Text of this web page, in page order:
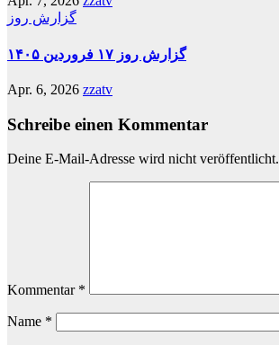
گزارش روز
گزارش روز ۱۷ فروردین ۱۴۰۵
Apr. 6, 2026 zzatv
Schreibe einen Kommentar
Deine E-Mail-Adresse wird nicht veröffentlicht.
Kommentar *
Name *